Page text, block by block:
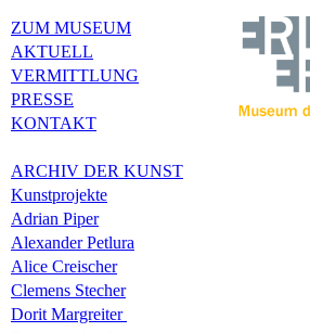
ZUM MUSEUM
AKTUELL
VERMITTLUNG
PRESSE
KONTAKT
ARCHIV DER KUNST
Kunstprojekte
Adrian Piper
Alexander Petlura
Alice Creischer
Clemens Stecher
Dorit Margreiter